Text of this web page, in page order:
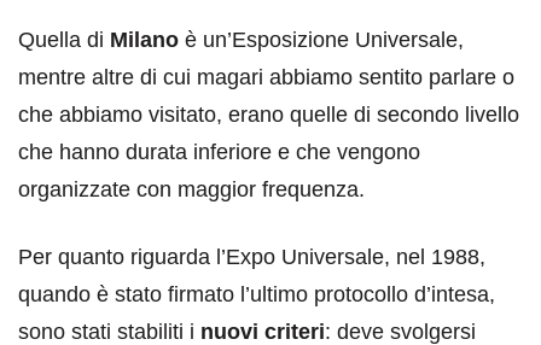
Quella di Milano è un’Esposizione Universale,
mentre altre di cui magari abbiamo sentito parlare o
che abbiamo visitato, erano quelle di secondo livello
che hanno durata inferiore e che vengono
organizzate con maggior frequenza.
Per quanto riguarda l’Expo Universale, nel 1988,
quando è stato firmato l’ultimo protocollo d’intesa,
sono stati stabiliti i nuovi criteri: deve svolgersi